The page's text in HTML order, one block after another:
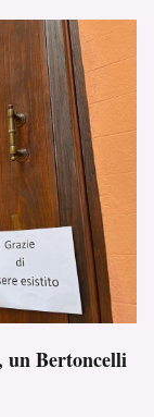
un Bertoncelli